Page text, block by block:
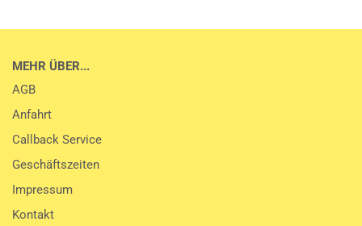
MEHR ÜBER...
AGB
Anfahrt
Callback Service
Geschäftszeiten
Impressum
Kontakt